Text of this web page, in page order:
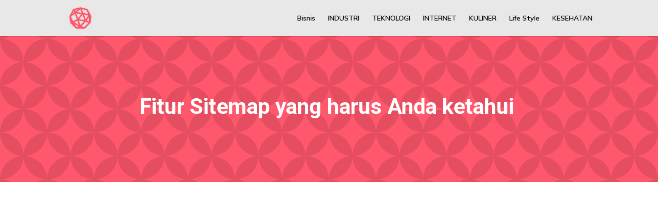
Bisnis INDUSTRI TEKNOLOGI INTERNET KULINER Life Style KESEHATAN
Fitur Sitemap yang harus Anda ketahui